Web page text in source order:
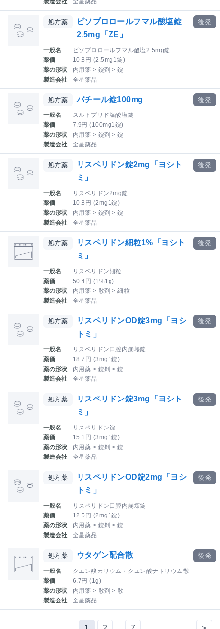
処方薬
ビソプロロールフマル酸塩錠
2.5mg「ZE」
一般名
ビソプロロールフマル酸塩2.5mg錠
薬価
10.8円 (2.5mg1錠)
薬の形状
内用薬 > 錠剤 > 錠
製造会社
全星薬品
後発
処方薬 バチール錠100mg
一般名
スルトプリド塩酸塩錠
薬価
7.9円 (100mg1錠)
薬の形状
内用薬 > 錠剤 > 錠
製造会社
全星薬品
後発
処方薬
リスペリドン錠2mg「ヨシト
ミ」
一般名
リスペリドン2mg錠
薬価
10.8円 (2mg1錠)
薬の形状
内用薬 > 錠剤 > 錠
製造会社
全星薬品
後発
処方薬
リスペリドン細粒1%「ヨシト
ミ」
一般名
リスペリドン細粒
薬価
50.4円 (1%1g)
薬の形状
内用薬 > 散剤 > 細粒
製造会社
全星薬品
後発
処方薬
リスペリドンOD錠3mg「ヨシ
トミ」
一般名
リスペリドン口腔内崩壊錠
薬価
18.7円 (3mg1錠)
薬の形状
内用薬 > 錠剤 > 錠
製造会社
全星薬品
後発
処方薬
リスペリドン錠3mg「ヨシト
ミ」
一般名
リスペリドン錠
薬価
15.1円 (3mg1錠)
薬の形状
内用薬 > 錠剤 > 錠
製造会社
全星薬品
後発
処方薬
リスペリドンOD錠2mg「ヨシ
トミ」
一般名
リスペリドン口腔内崩壊錠
薬価
12.5円 (2mg1錠)
薬の形状
内用薬 > 錠剤 > 錠
製造会社
全星薬品
後発
処方薬 ウタゲン配合散
一般名
クエン酸カリウム・クエン酸ナトリウム散
薬価
6.7円 (1g)
薬の形状
内用薬 > 散剤 > 散
製造会社
全星薬品
後発
…